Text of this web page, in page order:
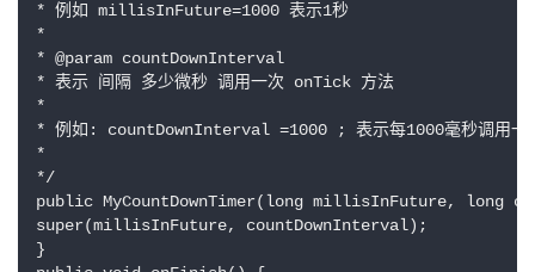
* 例如 millisInFuture=1000 表示1秒
*
* @param countDownInterval
* 表示 间隔 多少微秒 调用一次 onTick 方法
*
* 例如: countDownInterval =1000 ; 表示每1000毫秒调用
*
*/
public MyCountDownTimer(long millisInFuture, long
super(millisInFuture, countDownInterval);
}